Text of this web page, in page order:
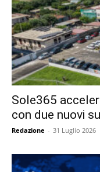
Sole365
con due nuovi
Redazione - 31 Luglio 2026